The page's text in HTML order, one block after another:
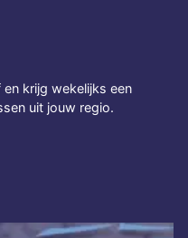
krijg wekelijks een
uit jouw regio.